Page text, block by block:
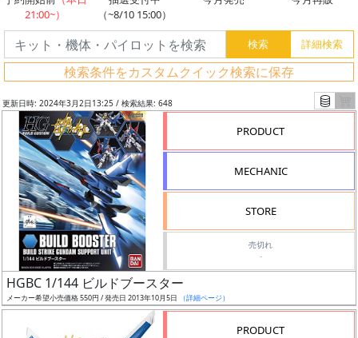
21:00~）
（~8/10 15:00）
検索条件をカスタムクイック検索に保存
フ
リ
更新日時: 2024年3月2日13:25 / 検索結果: 648
PRODUCT
MECHANIC
STORE
売切れ
-
HGBC 1/144 ビルドブースター
メーカー希望小売価格 550円 / 発売日 2013年10月5日 （詳細ページ）
PRODUCT